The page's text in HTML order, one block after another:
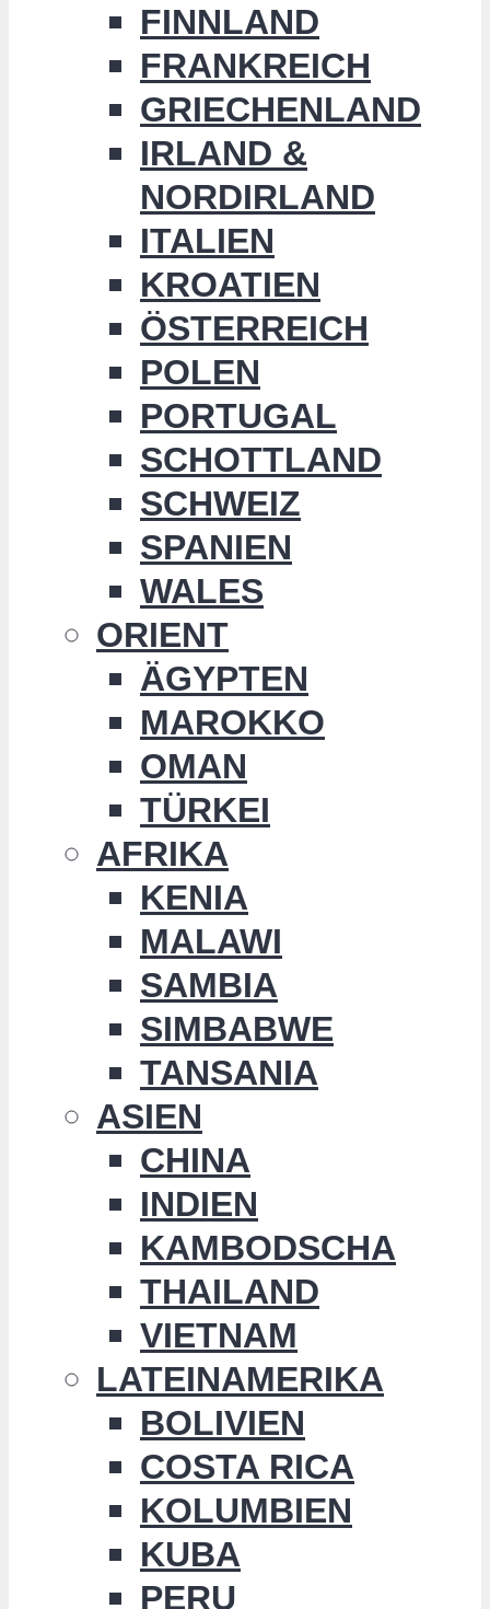
FINNLAND
FRANKREICH
GRIECHENLAND
IRLAND &
NORDIRLAND
ITALIEN
KROATIEN
ÖSTERREICH
POLEN
PORTUGAL
SCHOTTLAND
SCHWEIZ
SPANIEN
WALES
ORIENT
ÄGYPTEN
MAROKKO
OMAN
TÜRKEI
AFRIKA
KENIA
MALAWI
SAMBIA
SIMBABWE
TANSANIA
ASIEN
CHINA
INDIEN
KAMBODSCHA
THAILAND
VIETNAM
LATEINAMERIKA
BOLIVIEN
COSTA RICA
KOLUMBIEN
KUBA
PERU